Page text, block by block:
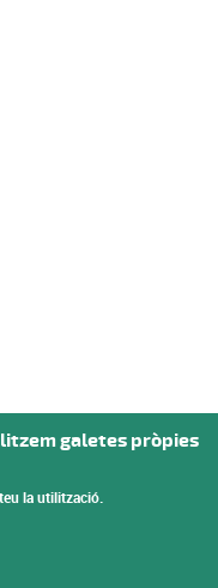
galetes pròpies
la utilització.